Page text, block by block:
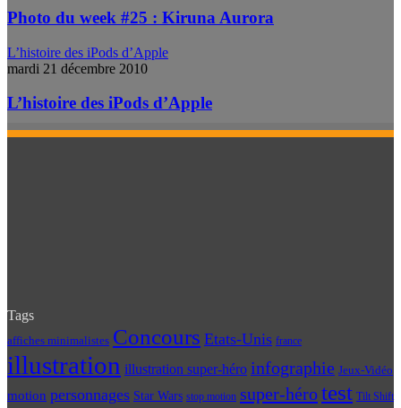
Photo du week #25 : Kiruna Aurora
L’histoire des iPods d’Apple
mardi 21 décembre 2010
L’histoire des iPods d’Apple
Tags
affiches minimalistes Concours Etats-Unis france
illustration illustration super-héro infographie Jeux-Vidéo
motion personnages Star Wars stop motion super-hérotest Tilt Shift